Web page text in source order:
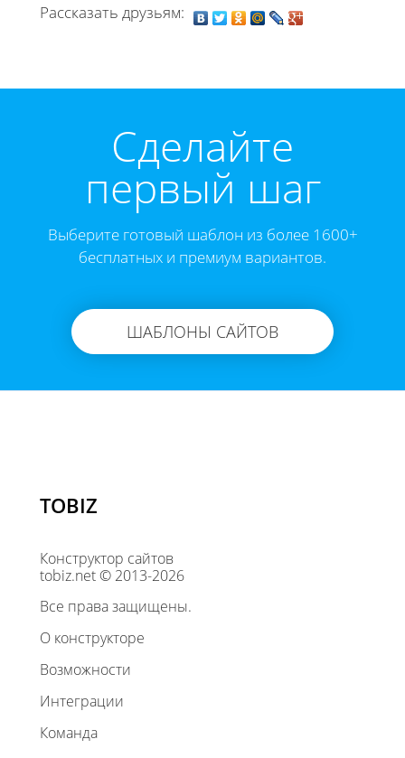
Рассказать друзьям:
Cделайте
первый шаг
Выберите готовый шаблон из более 1600+
бесплатных и премиум вариантов.
ШАБЛОНЫ САЙТОВ
TOBIZ
Конструктор сайтов
tobiz.net © 2013-2026
Все права защищены.
О конструкторе
Возможности
Интеграции
Команда